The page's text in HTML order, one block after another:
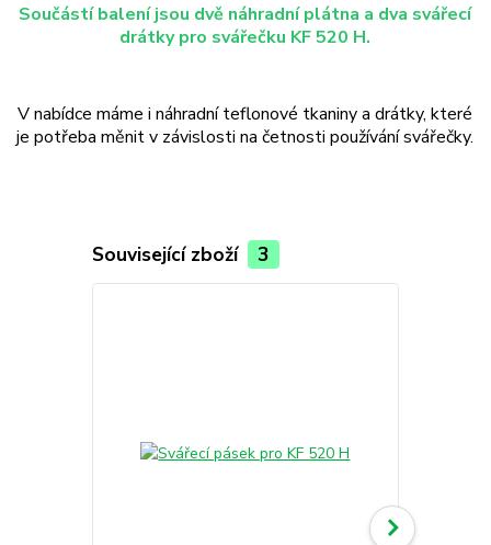
Součástí balení jsou dvě náhradní plátna a dva svářecí
drátky pro svářečku KF 520 H.
V nabídce máme i náhradní teflonové tkaniny a drátky, které
je potřeba měnit v závislosti na četnosti používání svářečky.
Související zboží 3